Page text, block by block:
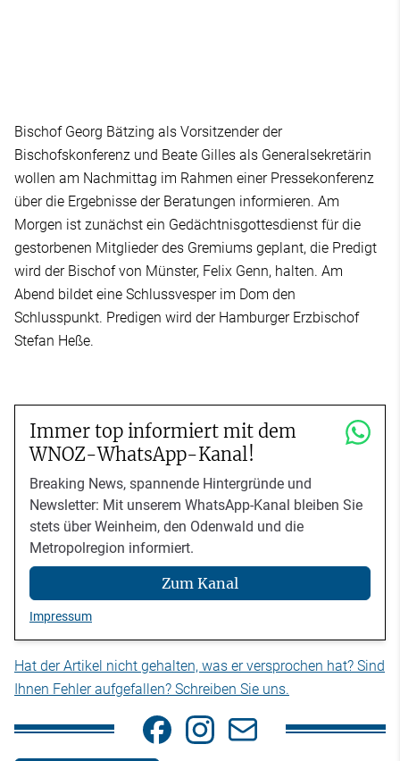
Bischof Georg Bätzing als Vorsitzender der
Bischofskonferenz und Beate Gilles als Generalsekretärin
wollen am Nachmittag im Rahmen einer Pressekonferenz
über die Ergebnisse der Beratungen informieren. Am
Morgen ist zunächst ein Gedächtnisgottesdienst für die
gestorbenen Mitglieder des Gremiums geplant, die Predigt
wird der Bischof von Münster, Felix Genn, halten. Am
Abend bildet eine Schlussvesper im Dom den
Schlusspunkt. Predigen wird der Hamburger Erzbischof
Stefan Heße.
Immer top informiert mit dem
WNOZ-WhatsApp-Kanal!
Breaking News, spannende Hintergründe und
Newsletter: Mit unserem WhatsApp-Kanal bleiben Sie
stets über Weinheim, den Odenwald und die
Metropolregion informiert.
Zum Kanal
Impressum
Hat der Artikel nicht gehalten, was er versprochen hat? Sind
Ihnen Fehler aufgefallen? Schreiben Sie uns.